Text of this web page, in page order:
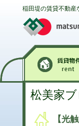
稲田堤の賃貸不動産
松美家
【光